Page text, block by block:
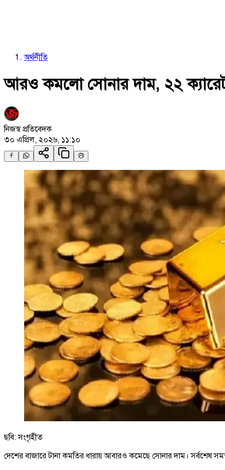
অর্থনীতি
আরও কমলো সোনার দাম, ২২ ক্যারেট
নিজস্ব প্রতিবেদক
৩০ এপ্রিল, ২০২৬, ১১:১০
ছবি: সংগৃহীত
দেশের বাজারে টানা কমতির ধারায় আবারও কমেছে সোনার দাম। সর্বশেষ